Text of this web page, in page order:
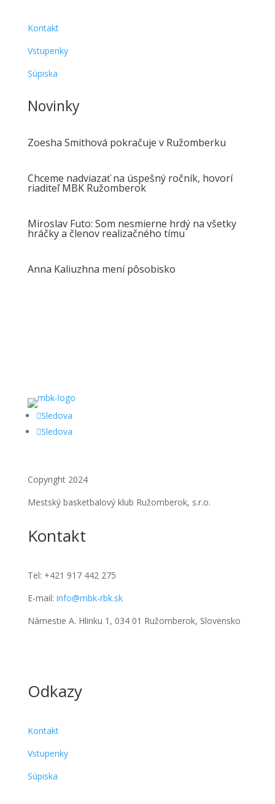
Kontakt
Vstupenky
Súpiska
Novinky
Zoesha Smithová pokračuje v Ružomberku
Chceme nadviazať na úspešný ročník, hovorí
riaditeľ MBK Ružomberok
Miroslav Futo: Som nesmierne hrdý na všetky
hráčky a členov realizačného tímu
Anna Kaliuzhna mení pôsobisko
Sledova
Sledova
Copyright 2024
Mestský basketbalový klub Ružomberok, s.r.o.
Kontakt
Tel: +421 917 442 275
E-mail: info@mbk-rbk.sk
Námestie A. Hlinku 1, 034 01 Ružomberok, Slovensko
Odkazy
Kontakt
Vstupenky
Súpiska